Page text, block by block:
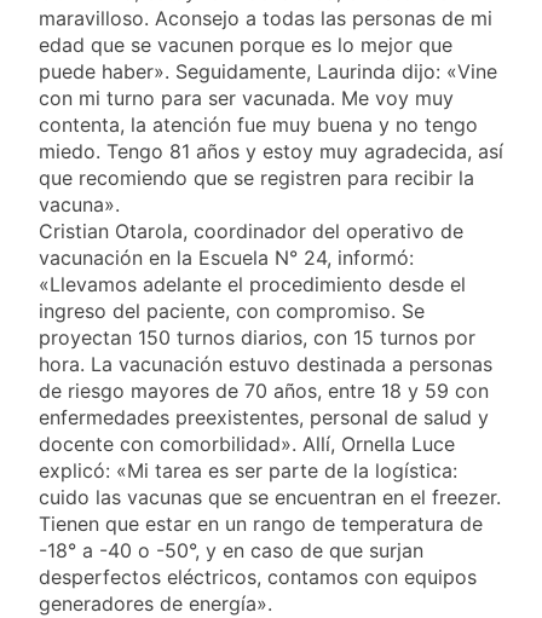
anarquistas»
servirla
correctamente
El frío polar se
instala en Buenos
Aires: mejora el
tiempo y llegan las
temperaturas más
bajas de la semana
2 Días Atrás
Día de San Cayetano:
por qué se celebra
cada 7 de agosto y
qué representa para
2 Días Atrás
El Senado aprobó la
privada, pero el
Gobierno debió
eliminar otro capítulo
2 Días Atrás
Incidentes frente al
Congreso durante la
protesta contra la
Ley de Propiedad
Privada: hubo
detenidos y
enfrentamientos
2 Días Atrás
La Fiscalía rechazó el
pedido para
suspender el juicio
contra Pity Alvarez
2 Días Atrás
67 barrios full LED en
Florencio Varela
2 Días Atrás
El temporal se
despide del AMBA:
cuándo dejará de
llover y llega una ola
2 Días Atrás
Kicillof marchó
maravilloso. Aconsejo a todas las personas de mi
edad que se vacunen porque es lo mejor que
puede haber». Seguidamente, Laurinda dijo: «Vine
con mi turno para ser vacunada. Me voy muy
contenta, la atención fue muy buena y no tengo
miedo. Tengo 81 años y estoy muy agradecida, así
que recomiendo que se registren para recibir la
vacuna».
Cristian Otarola, coordinador del operativo de
vacunación en la Escuela N° 24, informó:
«Llevamos adelante el procedimiento desde el
ingreso del paciente, con compromiso. Se
proyectan 150 turnos diarios, con 15 turnos por
hora. La vacunación estuvo destinada a personas
de riesgo mayores de 70 años, entre 18 y 59 con
enfermedades preexistentes, personal de salud y
docente con comorbilidad». Allí, Ornella Luce
explicó: «Mi tarea es ser parte de la logística:
cuido las vacunas que se encuentran en el freezer.
Tienen que estar en un rango de temperatura de
-18° a -40 o -50°, y en caso de que surjan
desperfectos eléctricos, contamos con equipos
generadores de energía».